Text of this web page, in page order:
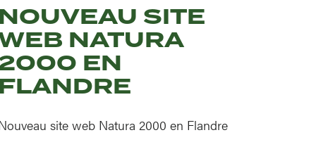
NOUVEAU SITE
NATURA
EN
FLANDRE
site web Natura 2000 en Flandre